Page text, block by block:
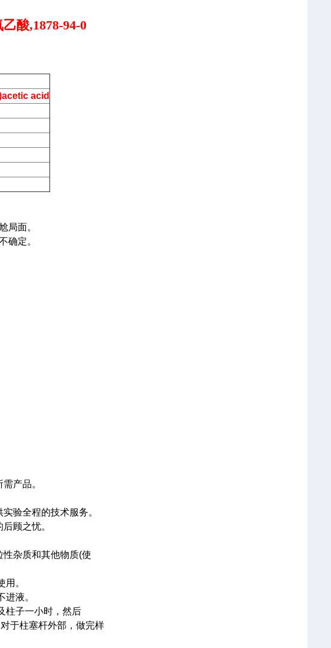
酸,1878-94-0
acid
局面。
确定。
产品。
验全程的技术服务。
顾之忧。
杂质和其他物质(使
。
液。
柱子一小时，然后
于柱塞杆外部，做完样